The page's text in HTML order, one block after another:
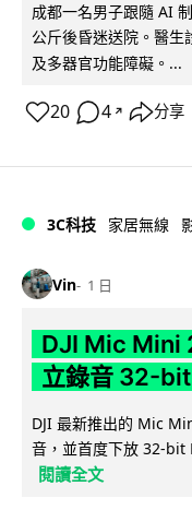
成都一名男子跟隨 AI
公斤後昏迷送院。醫生
及多器官功能障礙。...
20 4 ↗ 分享
3C科技 家居無線
Vin 1 日
DJI Mic Mini
立錄音 32-
DJI 最新推出的 Mic
音，並首度下放 32-bit
閱讀全文